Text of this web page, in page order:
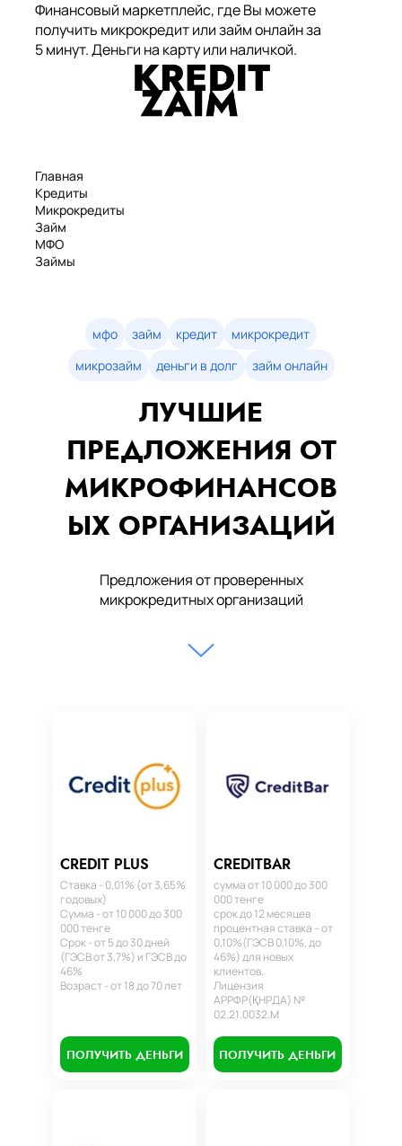
Финансовый маркетплейс, где Вы можете
получить микрокредит или займ онлайн за
5 минут. Деньги на карту или наличкой.
Главная
Кредиты
Микрокредиты
Займ
МФО
Займы
Займы онлайн
Денежные кредиты
мфо займ кредит
микрокредит
микрозайм
деньги в долг займ онлайн
ЛУЧШИЕ
ПРЕДЛОЖЕНИЯ ОТ
МИКРОФИНАНСОВ
ЫХ ОРГАНИЗАЦИЙ
Предложения от проверенных
микрокредитных организаций
CREDIT PLUS
Ставка - 0,01% (от 3,65%
годовых)
Сумма - от 10 000 до 300
000 тенге
Срок - от 5 до 30 дней
(ГЭСВ от 3,7%) и ГЭСВ до
46%
Возраст - от 18 до 70 лет
ПОЛУЧИТЬ ДЕНЬГИ
CREDITBAR
сумма от 10 000 до 300
000 тенге
срок до 12 месяцев
процентная ставка – от
0,10%(ГЭСВ 0,10%, до
46%) для новых
клиентов.
Лицензия
АРРФР(ҚНРДА) №
02.21.0032.М
ПОЛУЧИТЬ ДЕНЬГИ